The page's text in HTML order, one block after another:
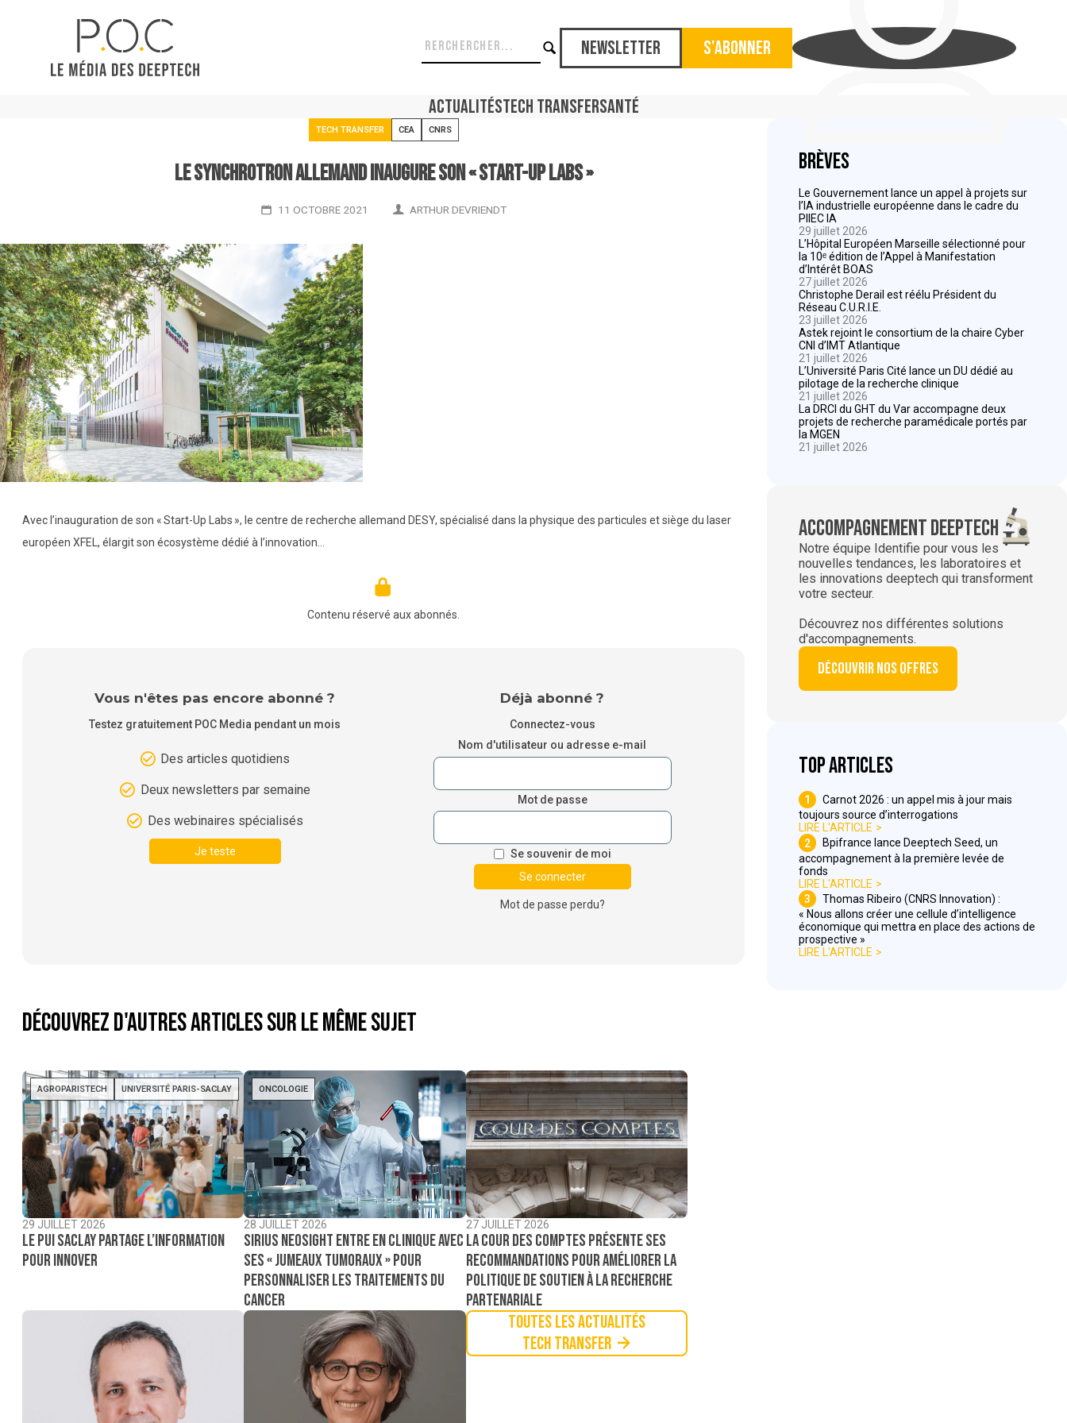
Newsletter S'abonner
ActualitésTech TransferSanté
TECH TRANSFER CEA CNRS
Le synchrotron allemand inaugure son « Start-up Labs »
11 OCTOBRE 2021 ARTHUR DEVRIENDT
Avec l’inauguration de son « Start-Up Labs », le centre de recherche allemand DESY, spécialisé dans la physique des particules et siège du laser
européen XFEL, élargit son écosystème dédié à l’innovation…
Contenu réservé aux abonnés.
Vous n'êtes pas encore abonné ?
Testez gratuitement POC Media pendant un mois
Des articles quotidiens
Deux newsletters par semaine
Des webinaires spécialisés
Je teste
Déjà abonné ?
Connectez-vous
Nom d'utilisateur ou adresse e-mail
Mot de passe
Se souvenir de moi
Mot de passe perdu?
Découvrez d'autres articles sur le même sujet
AGROPARISTECH UNIVERSITÉ PARIS-SACLAY
29 JUILLET 2026
Le PUI Saclay partage l’information
pour innover
ONCOLOGIE
28 JUILLET 2026
Sirius NeoSight entre en clinique avec
ses « jumeaux tumoraux » pour
personnaliser les traitements du
cancer
27 JUILLET 2026
La Cour des comptes présente ses
recommandations pour améliorer la
politique de soutien à la recherche
partenariale
Toutes les actualités
Tech Transfer
Brèves
Le Gouvernement lance un appel à projets sur
l’IA industrielle européenne dans le cadre du
PIIEC IA
29 juillet 2026
L’Hôpital Européen Marseille sélectionné pour
la 10ᵉ édition de l’Appel à Manifestation
d’Intérêt BOAS
27 juillet 2026
Christophe Derail est réélu Président du
Réseau C.U.R.I.E.
23 juillet 2026
Astek rejoint le consortium de la chaire Cyber
CNI d’IMT Atlantique
21 juillet 2026
L’Université Paris Cité lance un DU dédié au
pilotage de la recherche clinique
21 juillet 2026
La DRCI du GHT du Var accompagne deux
projets de recherche paramédicale portés par
la MGEN
21 juillet 2026
Accompagnement deeptech
Notre équipe Identifie pour vous les
nouvelles tendances, les laboratoires et
les innovations deeptech qui transforment
votre secteur.
Découvrez nos différentes solutions
d'accompagnements.
Découvrir nos offres
Top articles
1
Carnot 2026 : un appel mis à jour mais
toujours source d’interrogations
LIRE L'ARTICLE
2
Bpifrance lance Deeptech Seed, un
accompagnement à la première levée de
fonds
LIRE L'ARTICLE
3
Thomas Ribeiro (CNRS Innovation) :
« Nous allons créer une cellule d’intelligence
économique qui mettra en place des actions de
prospective »
LIRE L'ARTICLE